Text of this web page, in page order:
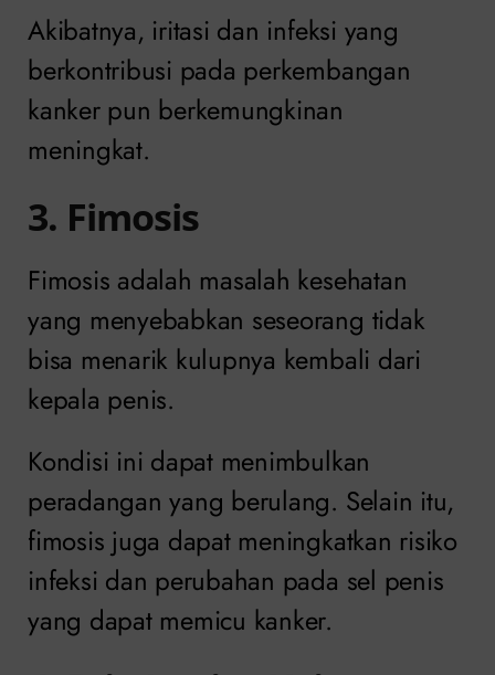
Akibatnya, iritasi dan infeksi yang
berkontribusi pada perkembangan
kanker pun berkemungkinan
meningkat.
3. Fimosis
Fimosis adalah masalah kesehatan
yang menyebabkan seseorang tidak
bisa menarik kulupnya kembali dari
kepala penis.
Kondisi ini dapat menimbulkan
peradangan yang berulang. Selain itu,
fimosis juga dapat meningkatkan risiko
infeksi dan perubahan pada sel penis
yang dapat memicu kanker.